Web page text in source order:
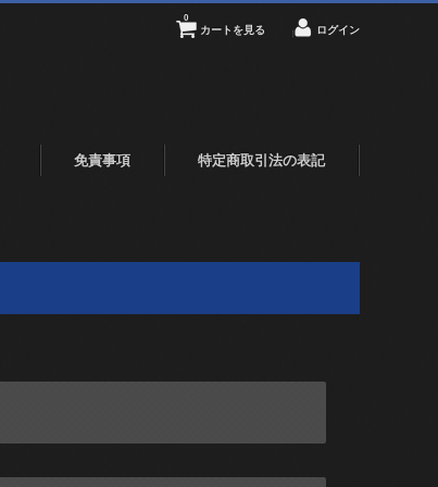
カートを見る
0
ログイン
免責事項 特定商取引法の表記